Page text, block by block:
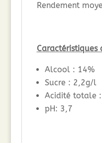
Rendement
Caractéristiques
Alcool : 14%
Sucre : 2,2g/l
Acidité totale
pH: 3,7